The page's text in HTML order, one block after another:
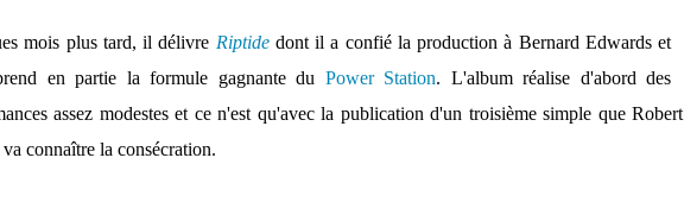
mois plus tard, il délivre Riptidedont il a confié la production à Bernard Edwards et
en partie la formule gagnante du Power Station. L'album réalise d'abord des
assez modestes et ce n'est qu'avec la publication d'un troisième simple que Robert
connaître la consécration.